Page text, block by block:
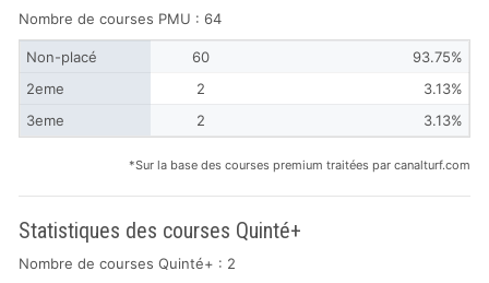
Nombre de courses PMU : 64
Non-placé 60
93.75%
2eme
2
3.13%
3eme
2 3.13%
*Sur la base des courses premium traitées par canalturf.com
Statistiques des courses Quinté+
Nombre de courses Quinté+ : 2